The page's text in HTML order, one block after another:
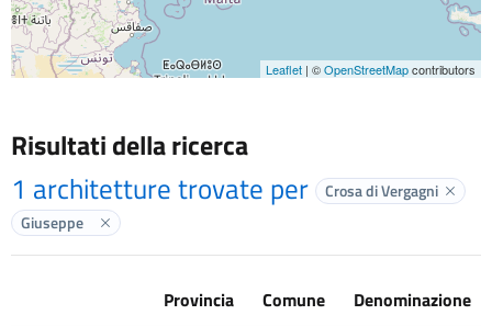
Leaflet | ©OpenStreetMapcontributors
Risultati della ricerca
1 architetture trovate per Crosa di Vergagni
Giuseppe Elimina label
Provincia Comune Denominazione